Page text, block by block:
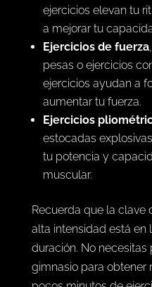
ejercicios elevan tu
a mejorar tu
Ejercicios de fuerza
pesas o ejercicios
ejercicios ayudan a
aumentar tu fuerza.
Ejercicios
estocadas
tu potencia y
muscular.
Recuerda que la clave
alta intensidad está en
duración. No necesitas
gimnasio para obtener